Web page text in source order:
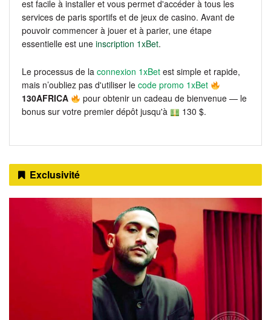
est facile à installer et vous permet d'accéder à tous les
services de paris sportifs et de jeux de casino. Avant de
pouvoir commencer à jouer et à parier, une étape
essentielle est une inscription 1xBet.
Le processus de la connexion 1xBet est simple et rapide,
mais n’oubliez pas d'utiliser le code promo 1xBet
130AFRICA
pour obtenir un cadeau de bienvenue — le
bonus sur votre premier dépôt jusqu'à
130 $.
Exclusivité